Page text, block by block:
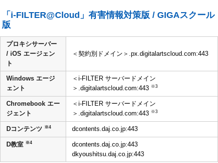
「i-FILTER@Cloud」有害情報対策版 / GIGAスクール
版
プロキシサーバー
/ iOS エージェン
ト
＜契約別ドメイン＞.px.digitalartscloud.com:443
Windows エージ
ェント
＜i-FILTER サーバードメイン
＞.digitalartscloud.com:443 ※3
Chromebook エー
ジェント
＜i-FILTER サーバードメイン
＞.digitalartscloud.com:443 ※3
Dコンテンツ ※4 dcontents.daj.co.jp:443
D教室 ※4
dcontents.daj.co.jp:443
dkyoushitsu.daj.co.jp:443